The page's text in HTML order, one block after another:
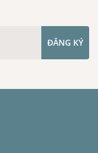
ĐĂNG KÝ